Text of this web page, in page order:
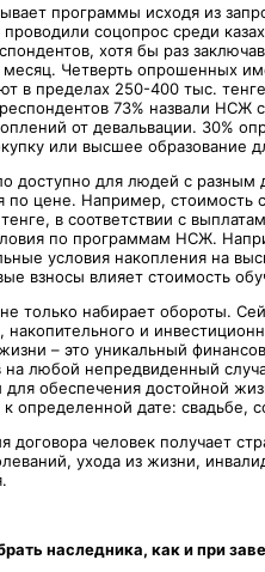
программы исходя из
соцопрос среди
хотя бы раз
Четверть опрошенных
в пределах 250-400 тыс.
73% назвали
от девальвации. 30%
или высшее образование
доступно для людей с разным
по цене. Например, стоимость
в соответствии с
по программам НСЖ.
условия накопления на
взносы влияет стоимость
только набирает обороты.
накопительного и
– это уникальный
любой непредвиденный
обеспечения достойной
определенной дате: свадьбе,
договора человек получает
ухода из жизни,
наследника, как и при